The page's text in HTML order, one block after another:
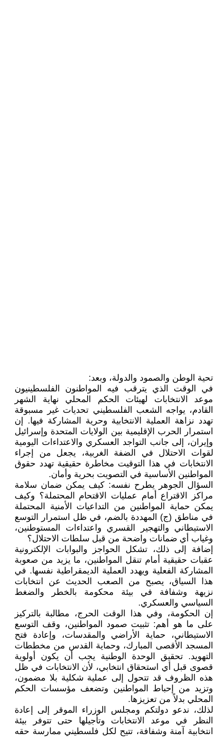
تحية الوطن والصمود والدولة، وبعد:
في الوقت الذي يترقب فيه المواطنون الفلسطينيون
موعد الانتخابات لهيئات الحكم المحلي نهاية الشهر
القادم، يواجه الشعب الفلسطيني تحديات غير مسبوقة
تهدد نزاهة العملية الانتخابية وحرية المشاركة فيها. إن
استمرار الحرب الإقليمية بين الولايات المتحدة وإسرائيل
وإيران، إلى جانب التواجد العسكري والاعتداءات اليومية
لقوات الاحتلال في الضفة الغربية، يجعل من إجراء
الانتخابات في هذا التوقيت مخاطرة حقيقية تهدد حقوق
المواطنين الأساسية في التصويت بحرية وأمان.
السؤال الجوهر يطرح نفسه: كيف يمكن ضمان سلامة
مراكز الاقتراع أمام عمليات الاقتحام المحتملة؟ وكيف
يمكن حماية المواطنين من التداعيات الأمنية المحتملة
في مناطق (ج) المهددة بالضم، في ظل استمرار التوسع
الاستيطاني والتهجير القسري واعتداءات المستوطنين،
وغياب أي ضمانات واضحة من قبل سلطات الاحتلال؟
إضافة إلى ذلك، تشكل الحواجز والبوابات الإلكترونية
عقبات حقيقية أمام تنقل المواطنين، ما يزيد من صعوبة
المشاركة الفعلية ويهدد العملية الديمقراطية نفسها. في
هذا السياق، يصبح من الصعب الحديث عن انتخابات
نزيهة وشفافة في بيئة محكومة بالخطر والضغط
السياسي والعسكري.
إن الحكومة، وفي هذا الوقت الحرج، مطالبة بالتركيز
على ما هو أهم: تثبيت صمود المواطنين، وقف التوسع
الاستيطاني، حماية الأراضي والمقدسات، وإعادة فتح
المسجد الأقصى المبارك، وحماية القدس من مخططات
التهويد. تحقيق الوحدة الوطنية يجب أن يكون أولوية
قصوى قبل أي استحقاق انتخابي، لأن الانتخابات في ظل
هذه الظروف قد تتحول إلى عملية شكلية بلا مضمون،
وتزيد من إحباط المواطنين وتضعف مؤسسات الحكم
المحلي بدلاً من تعزيزها.
لذلك، ندعو دولتكم ومجلس الوزراء الموقر إلى إعادة
النظر في موعد الانتخابات وتأجيلها حتى تتوفر بيئة
انتخابية آمنة وشفافة، تتيح لكل فلسطيني ممارسة حقه